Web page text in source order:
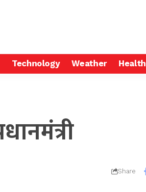
Technology Weather Health
Share